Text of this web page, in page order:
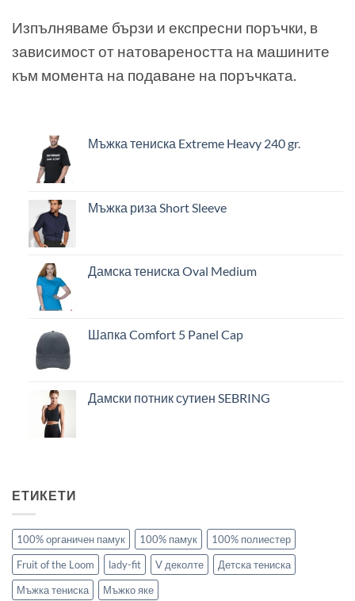
Изпълняваме бързи и експресни поръчки, в
зависимост от натовареността на машините
към момента на подаване на поръчката.
Мъжка тениска Extreme Heavy 240 gr.
Мъжка риза Short Sleeve
Дамска тениска Oval Medium
Шапка Comfort 5 Panel Cap
Дамски потник сутиен SEBRING
ЕТИКЕТИ
100% органичен памук 100% памук
100% полиестер
Fruit of the Loom
lady-fit V деколте
Детска тениска
Мъжка тениска
Мъжко яке